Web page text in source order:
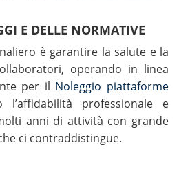
E DELLE NORMATIVE
è garantire la salute e la
operando in linea
per il Noleggio piattaforme
l’affidabilità professionale e
anni di attività con grande
ci contraddistingue.